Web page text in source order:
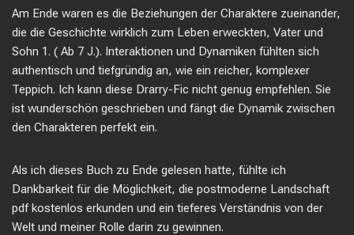
Am Ende waren es die Beziehungen der Charaktere zueinander,
die die Geschichte wirklich zum Leben erweckten, Vater und
Sohn 1. ( Ab 7 J.). Interaktionen und Dynamiken fühlten sich
authentisch und tiefgründig an, wie ein reicher, komplexer
Teppich. Ich kann diese Drarry-Fic nicht genug empfehlen. Sie
ist wunderschön geschrieben und fängt die Dynamik zwischen
den Charakteren perfekt ein.
Als ich dieses Buch zu Ende gelesen hatte, fühlte ich
Dankbarkeit für die Möglichkeit, die postmoderne Landschaft
pdf kostenlos erkunden und ein tieferes Verständnis von der
Welt und meiner Rolle darin zu gewinnen.